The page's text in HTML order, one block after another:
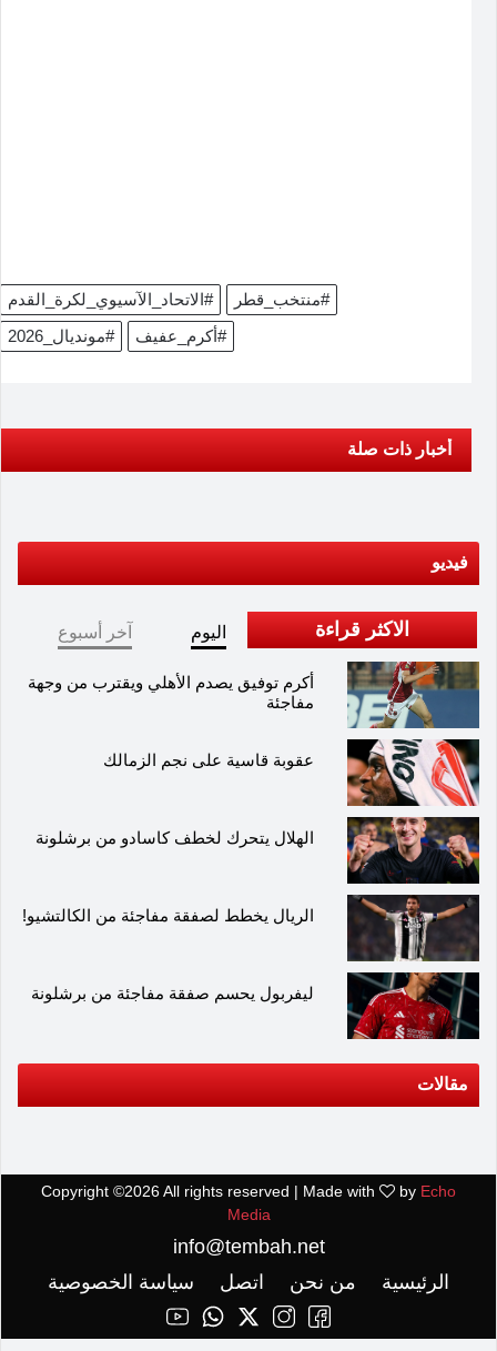
#الاتحاد_الآسيوي_لكرة_القدم
#منتخب_قطر
#مونديال_2026
#أكرم_عفيف
أخبار ذات صلة
فيديو
الاكثر قراءة اليوم آخر أسبوع
أكرم توفيق يصدم الأهلي ويقترب من وجهة
مفاجئة
عقوبة قاسية على نجم الزمالك
الهلال يتحرك لخطف كاسادو من برشلونة
الريال يخطط لصفقة مفاجئة من الكالتشيو!
ليفربول يحسم صفقة مفاجئة من برشلونة
مقالات
Copyright ©2026 All rights reserved | Made with by Echo
Media
info@tembah.net
الرئيسية
من نحن اتصل سياسة الخصوصية